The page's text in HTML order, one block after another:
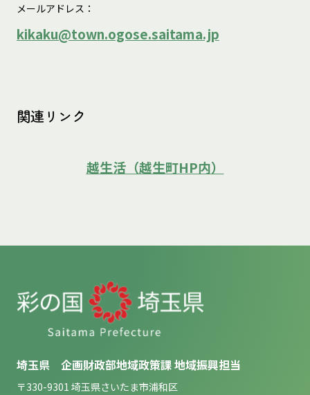
メールアドレス：
kikaku@town.ogose.saitama.jp
関連リンク
越生活（越生町HP内）
埼玉県 企画財政部地域政策課 地域振興担当
〒330-9301 埼玉県さいたま市浦和区